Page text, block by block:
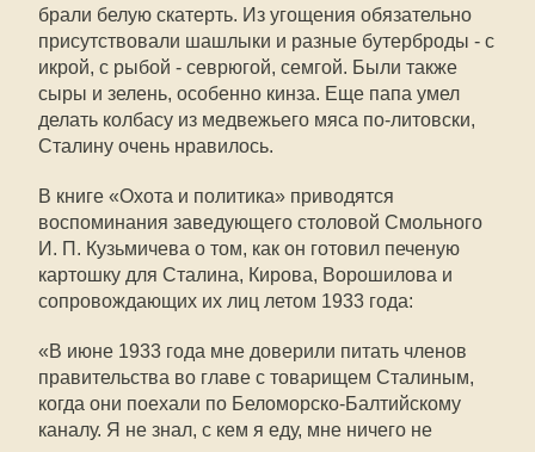
брали белую скатерть. Из угощения обязательно
присутствовали шашлыки и разные бутерброды - с
икрой, с рыбой - севрюгой, семгой. Были также
сыры и зелень, особенно кинза. Еще папа умел
делать колбасу из медвежьего мяса по-литовски,
Сталину очень нравилось.
В книге «Охота и политика» приводятся
воспоминания заведующего столовой Смольного
И. П. Кузьмичева о том, как он готовил печеную
картошку для Сталина, Кирова, Ворошилова и
сопровождающих их лиц летом 1933 года:
«В июне 1933 года мне доверили питать членов
правительства во главе с товарищем Сталиным,
когда они поехали по Беломорско-Балтийскому
каналу. Я не знал, с кем я еду, мне ничего не